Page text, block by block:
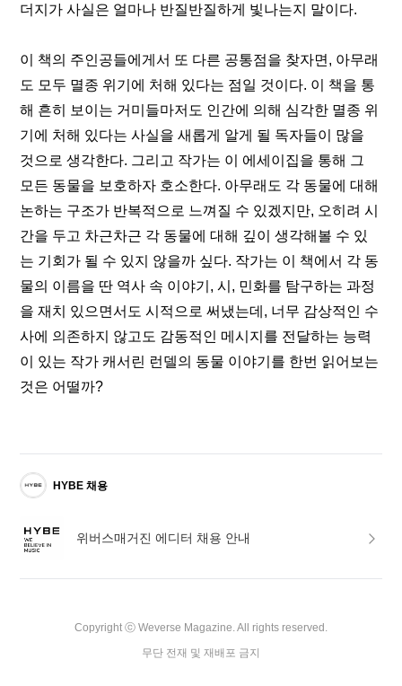
더지가 사실은 얼마나 반질반질하게 빛나는지 말이다.
이 책의 주인공들에게서 또 다른 공통점을 찾자면, 아무래
도 모두 멸종 위기에 처해 있다는 점일 것이다. 이 책을 통
해 흔히 보이는 거미들마저도 인간에 의해 심각한 멸종 위
기에 처해 있다는 사실을 새롭게 알게 될 독자들이 많을
것으로 생각한다. 그리고 작가는 이 에세이집을 통해 그
모든 동물을 보호하자 호소한다. 아무래도 각 동물에 대해
논하는 구조가 반복적으로 느껴질 수 있겠지만, 오히려 시
간을 두고 차근차근 각 동물에 대해 깊이 생각해볼 수 있
는 기회가 될 수 있지 않을까 싶다. 작가는 이 책에서 각 동
물의 이름을 딴 역사 속 이야기, 시, 민화를 탐구하는 과정
을 재치 있으면서도 시적으로 써냈는데, 너무 감상적인 수
사에 의존하지 않고도 감동적인 메시지를 전달하는 능력
이 있는 작가 캐서린 런델의 동물 이야기를 한번 읽어보는
것은 어떨까?
HYBE 채용
위버스매거진 에디터 채용 안내
Copyright ⓒ Weverse Magazine. All rights reserved.
무단 전재 및 재배포 금지